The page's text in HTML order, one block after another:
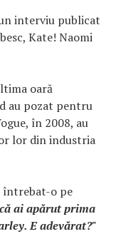
interviu publicat
Kate! Naomi
oară
au pozat pentru
în 2008, au
lor din industria
întrebat-o pe
ai apărut prima
E adevărat?"